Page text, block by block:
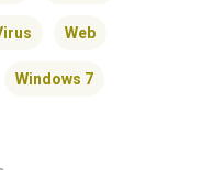
Web
Windows 7